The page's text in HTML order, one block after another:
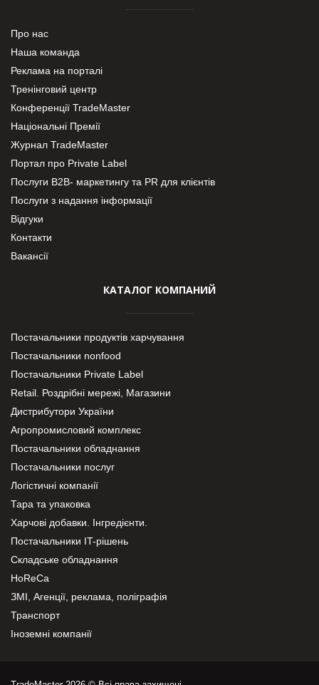
Про нас
Наша команда
Реклама на порталі
Тренінговий центр
Конференції TradeMaster
Національні Премії
Журнал TradeMaster
Портал про Private Label
Послуги В2В- маркетингу та PR для клієнтів
Послуги з надання інформації
Відгуки
Контакти
Вакансії
КАТАЛОГ КОМПАНИЙ
Постачальники продуктів харчування
Постачальники nonfood
Постачальники Private Label
Retail. Роздрібні мережі, Магазини
Дистрибутори України
Агропромисловий комплекс
Постачальники обладнання
Постачальники послуг
Логістичні компанії
Тара та упаковка
Харчові добавки. Інгредієнти.
Постачальники IT-рішень
Складське обладнання
HoReCa
ЗМІ, Агенції, реклама, поліграфія
Транспорт
Іноземні компанії